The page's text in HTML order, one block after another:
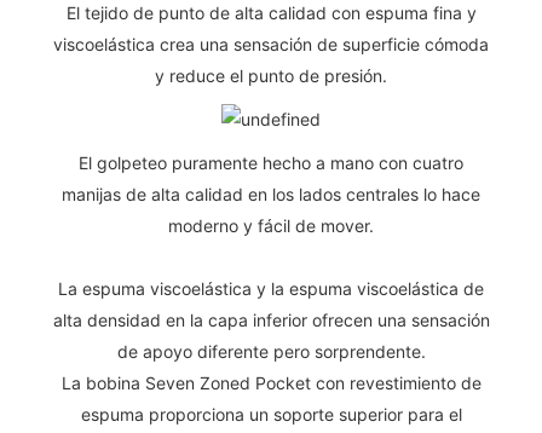
El tejido de punto de alta calidad con espuma fina y
viscoelástica crea una sensación de superficie cómoda
y reduce el punto de presión.
El golpeteo puramente hecho a mano con cuatro
manijas de alta calidad en los lados centrales lo hace
moderno y fácil de mover.
La espuma viscoelástica y la espuma viscoelástica de
alta densidad en la capa inferior ofrecen una sensación
de apoyo diferente pero sorprendente.
La bobina Seven Zoned Pocket con revestimiento de
espuma proporciona un soporte superior para el